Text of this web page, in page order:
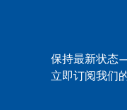
保持最新状态
立即订阅我们